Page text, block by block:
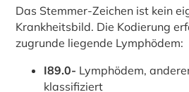
Das Stemmer-Zeichen ist kein
Krankheitsbild. Die Kodierung
zugrunde liegende Lymphödem:
I89.0- Lymphödem,
klassifiziert